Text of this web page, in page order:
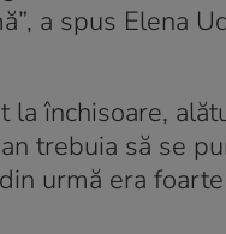
a spus Elena
la închisoare,
trebuia să se
urmă era